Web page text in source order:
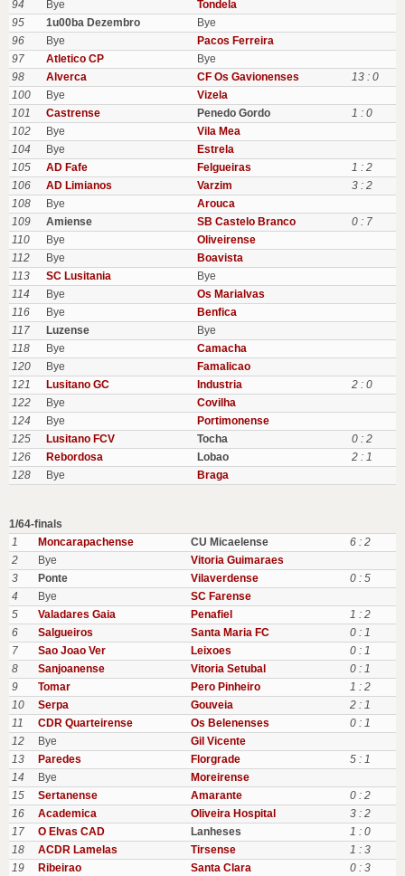
94 Bye
Tondela
95
1u00ba Dezembro
Bye
96
Bye
Pacos Ferreira
97
Atletico CP
Bye
98
Alverca CF Os Gavionenses
13 : 0
100
Bye
Vizela
101
Castrense Penedo Gordo
1 : 0
102
Bye
Vila Mea
104
Bye
Estrela
105
AD Fafe Felgueiras
1 : 2
106
AD Limianos Varzim
3 : 2
108
Bye
Arouca
109
Amiense SB Castelo Branco
0 : 7
110
Bye
Oliveirense
112
Bye
Boavista
113
SC Lusitania
Bye
114
Bye
Os Marialvas
116
Bye
Benfica
117
Luzense
Bye
118
Bye
Camacha
120
Bye
Famalicao
121
Lusitano GC Industria
2 : 0
122
Bye
Covilha
124
Bye
Portimonense
125
Lusitano FCV Tocha
0 : 2
126
Rebordosa Lobao
2 : 1
128
Bye Braga
1/64-finals
1
Moncarapachense CU Micaelense
6 : 2
2
Bye
Vitoria Guimaraes
3
Ponte Vilaverdense
0 : 5
4
Bye
SC Farense
5
Valadares Gaia Penafiel
1 : 2
6
Salgueiros Santa Maria FC
0 : 1
7
Sao Joao Ver Leixoes
0 : 1
8
Sanjoanense Vitoria Setubal
0 : 1
9
Tomar Pero Pinheiro
1 : 2
10
Serpa Gouveia
2 : 1
11
CDR Quarteirense Os Belenenses
0 : 1
12
Bye
Gil Vicente
13
Paredes Florgrade
5 : 1
14
Bye
Moreirense
15
Sertanense Amarante
0 : 2
16
Academica Oliveira Hospital
3 : 2
17
O Elvas CAD Lanheses
1 : 0
18
ACDR Lamelas Tirsense
1 : 3
19
Ribeirao Santa Clara
0 : 3